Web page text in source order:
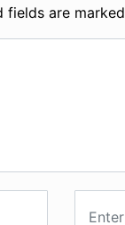
fields are marked